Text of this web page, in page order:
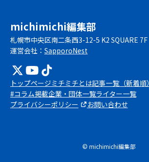
michimichi編集部
札幌市中央区南二条西3-12-5 K2 SQUARE 7F
運営会社： SapporoNest
トップページミチミチとは記事一覧（新着順）
#コラム掲載企業・団体一覧ライター一覧
プライバシーポリシー
お問い合わせ
© michimichi編集部